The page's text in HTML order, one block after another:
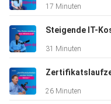
17 Minuten
31 Minuten
26 Minuten